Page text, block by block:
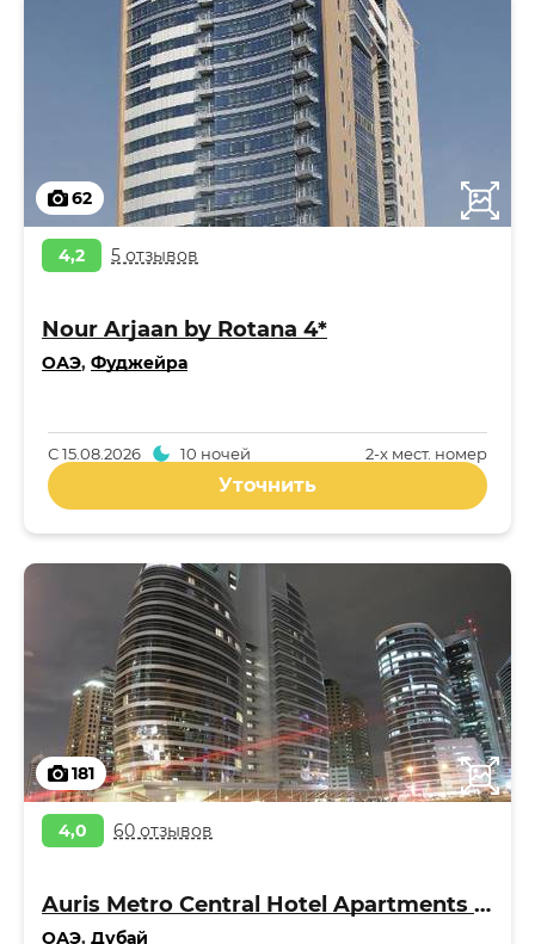
62
4,2 5 отзывов
Nour Arjaan by Rotana 4*
ОАЭ, Фуджейра
2-x мест. номер
С15.08.2026 10 ночей
Уточнить
181
4,0 60 отзывов
Auris Metro Central Hotel Apartments 4*
ОАЭ, Дубай